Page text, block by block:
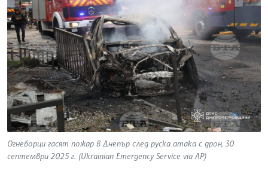
Огнеборци гасят пожар в Днепър след руска атака с дрон, 30
септември 2025 г. (Ukrainian Emergency Service via AP)